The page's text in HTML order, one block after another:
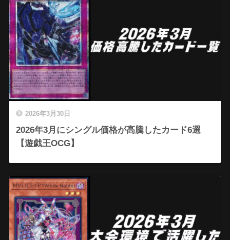
2026年3月30日
2026年3月にシングル価格が高騰したカード6選
【遊戯王OCG】